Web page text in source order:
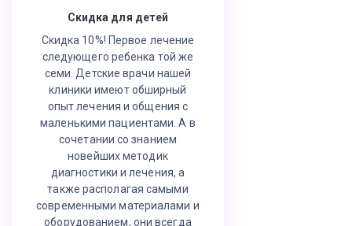
Скидка для детей
Скидка 10%! Первое лечение
следующего ребенка той же
семи. Детские врачи нашей
клиники имеют обширный
опыт лечения и общения с
маленькими пациентами. А в
сочетании со знанием
новейших методик
диагностики и лечения, а
также располагая самыми
современными материалами и
оборудованием, они всегда